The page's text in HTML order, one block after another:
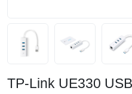
TP-Link UE330